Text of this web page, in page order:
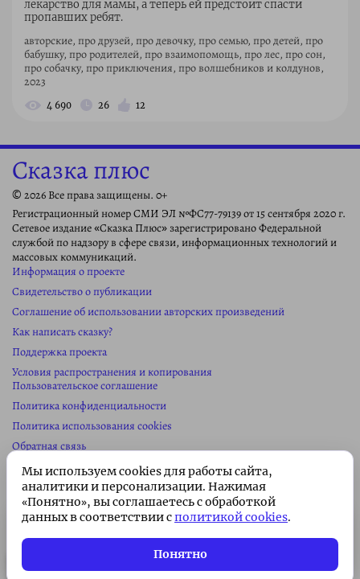
лекарство для мамы, а теперь ей предстоит спасти
пропавших ребят.
авторские, про друзей, про девочку, про семью, про детей, про
бабушку, про родителей, про взаимопомощь, про лес, про сон,
про собачку, про приключения, про волшебников и колдунов,
2023
4 690 26 12
Сказка плюс
© 2026 Все права защищены. 0+
Регистрационный номер СМИ ЭЛ №ФС77-79139 от 15 сентября 2020 г.
Сетевое издание «Сказка Плюс» зарегистрировано Федеральной
службой по надзору в сфере связи, информационных технологий и
массовых коммуникаций.
Информация о проекте
Свидетельство о публикации
Соглашение об использовании авторских произведений
Как написать сказку?
Поддержка проекта
Условия распространения и копирования
Пользовательское соглашение
Политика конфиденциальности
Политика использования cookies
Обратная связь
Колонка редактора
Реклама на сайте
Карта сайта
Сайт сделан встудии Павла Сайка
Информацияо проекте
Мы используем cookies для работы сайта,
аналитики и персонализации. Нажимая
«Понятно», вы соглашаетесь с обработкой
данных в соответствии сполитикой cookies.
Понятно